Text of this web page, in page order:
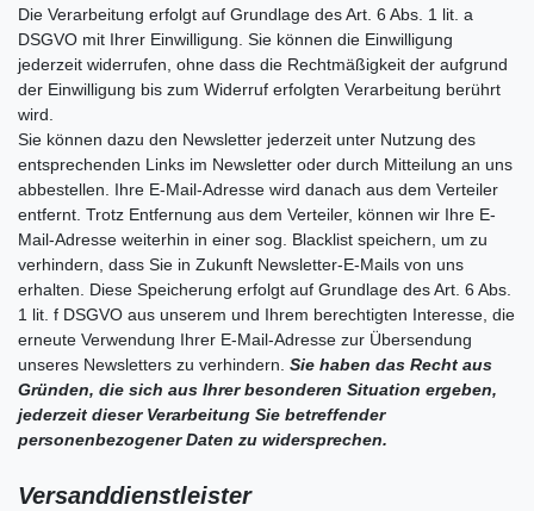
Die Verarbeitung erfolgt auf Grundlage des Art. 6 Abs. 1 lit. a
DSGVO mit Ihrer Einwilligung. Sie können die Einwilligung
jederzeit widerrufen, ohne dass die Rechtmäßigkeit der aufgrund
der Einwilligung bis zum Widerruf erfolgten Verarbeitung berührt
wird.
Sie können dazu den Newsletter jederzeit unter Nutzung des
entsprechenden Links im Newsletter oder durch Mitteilung an uns
abbestellen. Ihre E-Mail-Adresse wird danach aus dem Verteiler
entfernt. Trotz Entfernung aus dem Verteiler, können wir Ihre E-
Mail-Adresse weiterhin in einer sog. Blacklist speichern, um zu
verhindern, dass Sie in Zukunft Newsletter-E-Mails von uns
erhalten. Diese Speicherung erfolgt auf Grundlage des Art. 6 Abs.
1 lit. f DSGVO aus unserem und Ihrem berechtigten Interesse, die
erneute Verwendung Ihrer E-Mail-Adresse zur Übersendung
unseres Newsletters zu verhindern. Sie haben das Recht aus
Gründen, die sich aus Ihrer besonderen Situation ergeben,
jederzeit dieser Verarbeitung Sie betreffender
personenbezogener Daten zu widersprechen.
Versanddienstleister